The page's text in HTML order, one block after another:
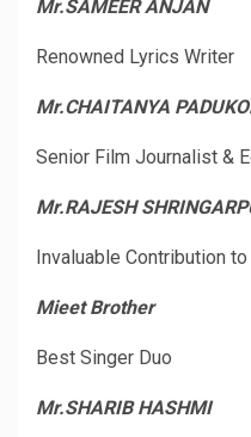
Mr.SAMEER ANJAN
Renowned Lyrics Writer
Mr.CHAITANYA
Senior Film Journalist &
Mr.RAJESH
Invaluable Contribution
Mieet Brother
Best Singer Duo
Mr.SHARIB HASHMI